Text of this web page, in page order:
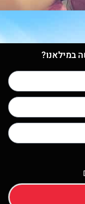
במילאנו?